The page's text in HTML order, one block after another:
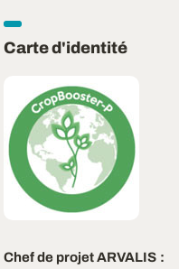
Carte d'identité
Chef de projet ARVALIS